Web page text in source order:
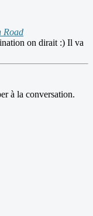
Road
on dirait :) Il va
à la conversation.